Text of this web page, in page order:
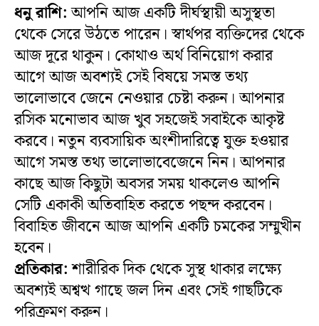
ধনু রাশি:আপনি আজ একটি দীর্ঘস্থায়ী অসুস্থতা
থেকে সেরে উঠতে পারেন। স্বার্থপর ব্যক্তিদের থেকে
আজ দূরে থাকুন। কোথাও অর্থ বিনিয়োগ করার
আগে আজ অবশ্যই সেই বিষয়ে সমস্ত তথ্য
ভালোভাবে জেনে নেওয়ার চেষ্টা করুন। আপনার
রসিক মনোভাব আজ খুব সহজেই সবাইকে আকৃষ্ট
করবে। নতুন ব্যবসায়িক অংশীদারিত্বে যুক্ত হওয়ার
আগে সমস্ত তথ্য ভালোভাবেজেনে নিন। আপনার
কাছে আজ কিছুটা অবসর সময় থাকলেও আপনি
সেটি একাকী অতিবাহিত করতে পছন্দ করবেন।
বিবাহিত জীবনে আজ আপনি একটি চমকের সম্মুখীন
হবেন।
প্রতিকার:শারীরিক দিক থেকে সুস্থ থাকার লক্ষ্যে
অবশ্যই অশ্বত্থ গাছে জল দিন এবং সেই গাছটিকে
পরিক্রমণ করুন।